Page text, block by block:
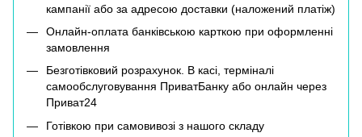
кампанії або за адресою доставки (наложений платіж)
Онлайн-оплата банківською карткою при оформленні
замовлення
Безготівковий розрахунок. В касі, терміналі
самообслуговування ПриватБанку або онлайн через
Приват24
Готівкою при самовивозі з нашого складу